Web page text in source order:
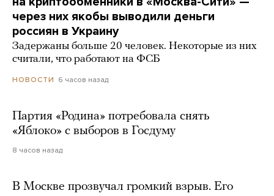
через них якобы выводили деньги
россиян в Украину
Задержаны больше 20 человек. Некоторые из них
считали, что работают на ФСБ
НОВОСТИ 6 часов назад
Партия «Родина» потребовала снять
«Яблоко» с выборов в Госдуму
8 часов назад
В Москве прозвучал громкий взрыв. Его